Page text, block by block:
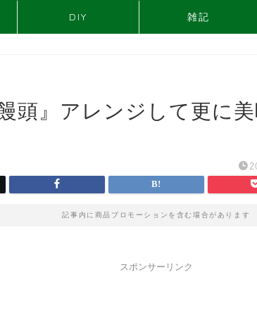
DIY 雑記
頭』アレンジして更に
記事内に商品プロモーションを含む場合があります
スポンサーリンク